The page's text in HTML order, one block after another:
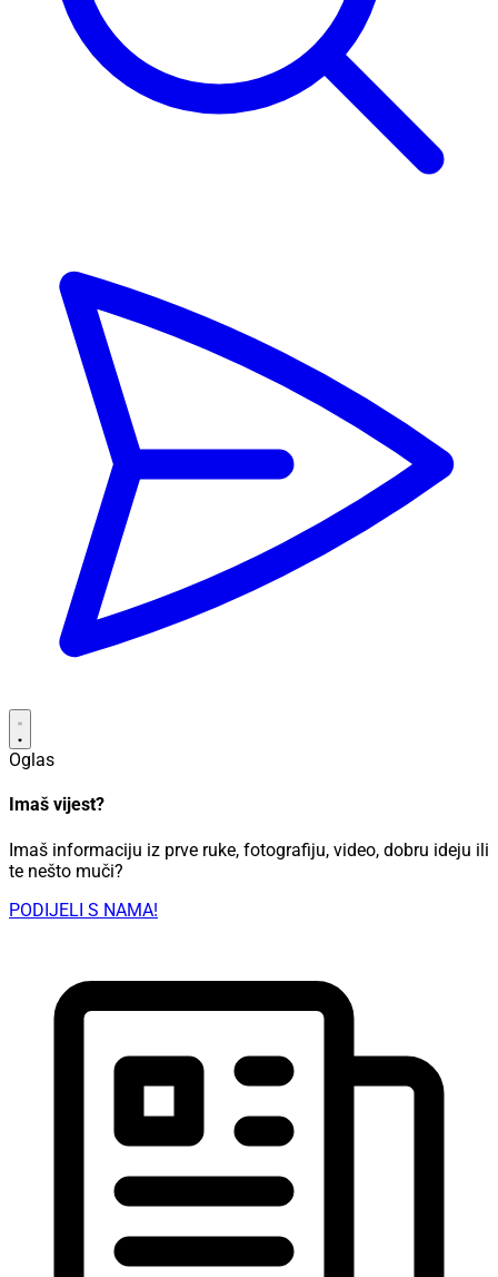
Oglas
Imaš vijest?
Imaš informaciju iz prve ruke, fotografiju, video, dobru ideju ili
te nešto muči?
PODIJELI S NAMA!